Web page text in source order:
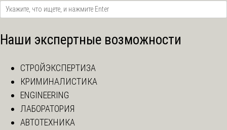
Наши экспертные возможности
СТРОЙЭКСПЕРТИЗА
КРИМИНАЛИСТИКА
ENGINEERING
ЛАБОРАТОРИЯ
АВТОТЕХНИКА